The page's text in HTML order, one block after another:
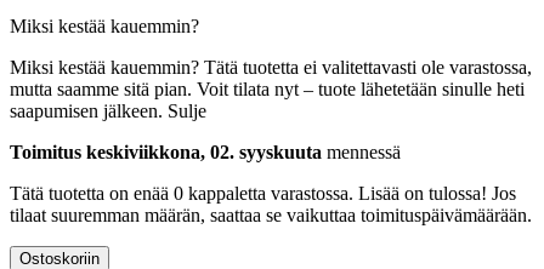
Miksi kestää kauemmin?
Miksi kestää kauemmin? Tätä tuotetta ei valitettavasti ole varastossa,
mutta saamme sitä pian. Voit tilata nyt – tuote lähetetään sinulle heti
saapumisen jälkeen. Sulje
Toimitus keskiviikkona, 02. syyskuuta mennessä
Tätä tuotetta on enää 0 kappaletta varastossa. Lisää on tulossa! Jos
tilaat suuremman määrän, saattaa se vaikuttaa toimituspäivämäärään.
Ostoskoriin